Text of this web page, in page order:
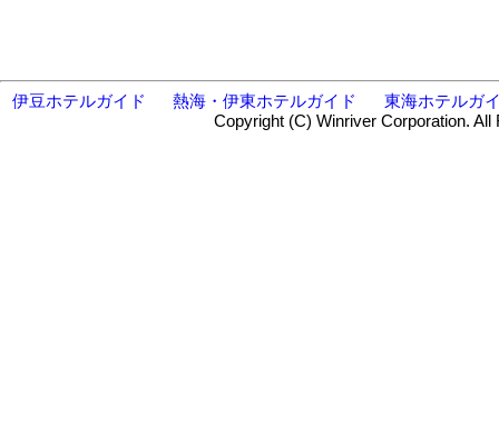
伊豆ホテルガイド 熱海・伊東ホテルガイド
東海ホテルガ
Copyright (C) Winriver Corporation. All